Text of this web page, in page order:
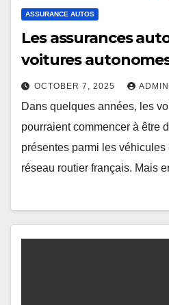
ASSURANCE AUTOS
Les assurances
voitures
OCTOBER 7, 2025 ADMIN
Dans quelques années, les
pourraient commencer à être
présentes parmi les
réseau routier français. Mais